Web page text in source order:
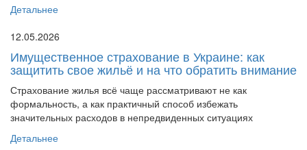
Детальнее
12.05.2026
Имущественное страхование в Украине: как
защитить свое жильё и на что обратить внимание
Страхование жилья всё чаще рассматривают не как
формальность, а как практичный способ избежать
значительных расходов в непредвиденных ситуациях
Детальнее